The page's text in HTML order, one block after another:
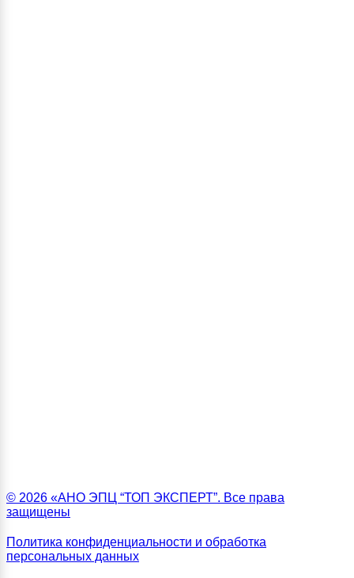
© 2026 «АНО ЭПЦ “ТОП ЭКСПЕРТ”. Все права
защищены
Политика конфиденциальности и обработка
персональных данных